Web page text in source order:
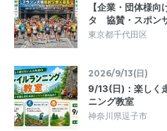
【企業・団体様
タ 協賛・スポン
東京都千代田区
2026/9/13(日)
9/13(日)：楽しく
ニング教室
神奈川県逗子市